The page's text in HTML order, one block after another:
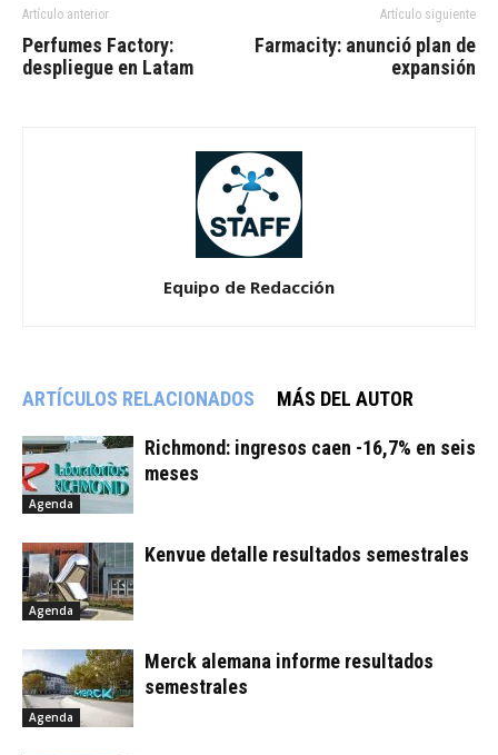
Artículo anterior
Perfumes Factory:
despliegue en Latam
Artículo siguiente
Farmacity: anunció plan de
expansión
Equipo de Redacción
ARTÍCULOS RELACIONADOS MÁS DEL AUTOR
Agenda
Richmond: ingresos caen -16,7% en seis
meses
Agenda
Kenvue detalle resultados semestrales
Agenda
Merck alemana informe resultados
semestrales